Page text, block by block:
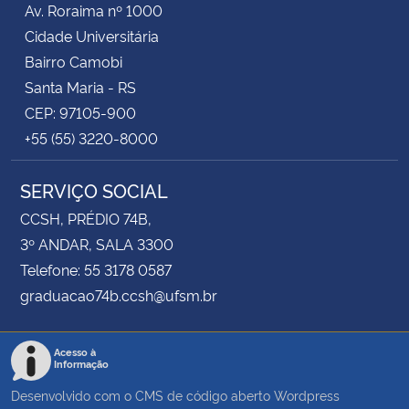
Secretaria-Geral
Secretaria de Governo
Gabinete de Segurança Institucional
Advocacia-Geral da União
Av. Roraima nº 1000
Cidade Universitária
Bairro Camobi
Santa Maria - RS
CEP: 97105-900
+55 (55) 3220-8000
SERVIÇO SOCIAL
CCSH, PRÉDIO 74B,
3º ANDAR, SALA 3300
Telefone: 55 3178 0587
graduacao74b.ccsh@ufsm.br
Acesso à
Informação
Desenvolvido com o CMS de código aberto Wordpress